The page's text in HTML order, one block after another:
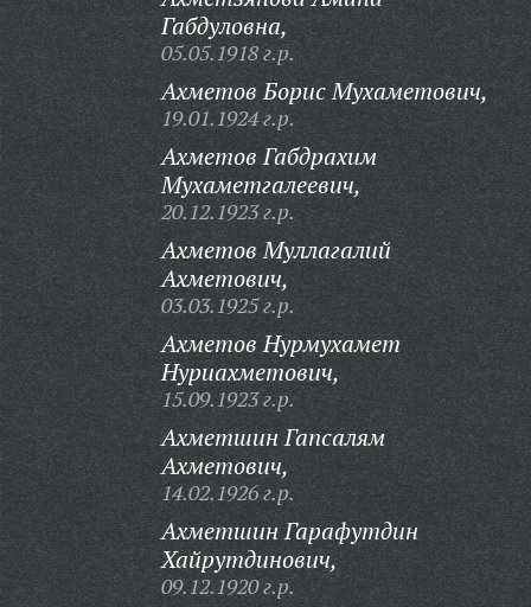
Габдуловна,
05.05.1918 г.р.
Ахметов Борис Мухаметович,
19.01.1924 г.р.
Ахметов Габдрахим
Мухаметгалеевич,
20.12.1923 г.р.
Ахметов Муллагалий
Ахметович,
03.03.1925 г.р.
Ахметов Нурмухамет
Нуриахметович,
15.09.1923 г.р.
Ахметшин Гапсалям
Ахметович,
14.02.1926 г.р.
Ахметшин Гарафутдин
Хайрутдинович,
09.12.1920 г.р.